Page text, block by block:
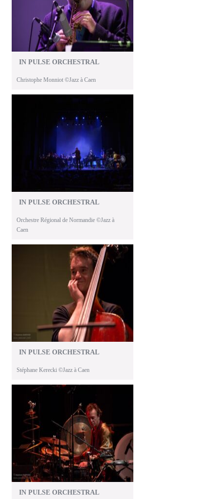
IN PULSE ORCHESTRAL
Christophe Monniot ©Jazz à Caen
IN PULSE ORCHESTRAL
Orchestre Régional de Normandie ©Jazz à
Caen
IN PULSE ORCHESTRAL
Stéphane Kerecki ©Jazz à Caen
IN PULSE ORCHESTRAL